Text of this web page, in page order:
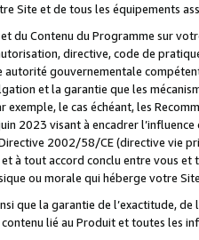
Site et de tous les équipements
du Contenu du Programme sur
directive, code de
autorité gouvernementale
et la garantie que les
le cas échéant, les
2023 visant à encadrer
2002/58/CE (directive vie
et à tout accord conclu entre vous
ou morale qui héberge votre
que la garantie de l’exactitude,
lié au Produit et toutes les